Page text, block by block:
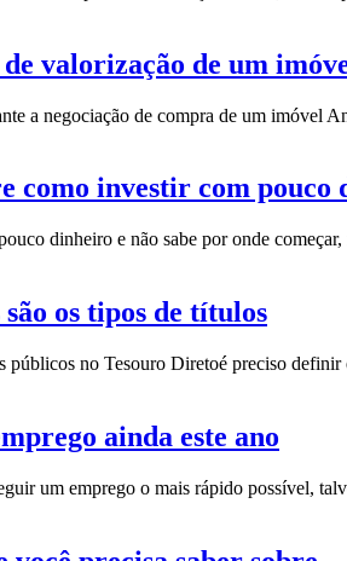
valorização de um
a negociação de compra de um
como investir com pouco
dinheiro e não sabe por onde
os tipos de títulos
públicos no Tesouro Diretoé preciso definir
ainda este ano
um emprego o mais rápido possível,